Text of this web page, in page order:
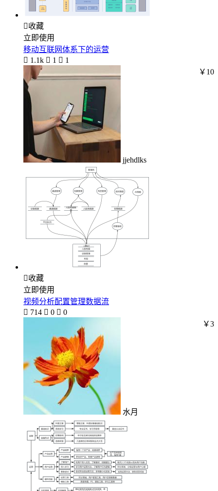
收藏
立即使用
移动互联网体系下的运营
 1.1k  1  1
jjehdlks
￥10
收藏
立即使用
视频分析配置管理数据流
 714  0  0
水月
￥3